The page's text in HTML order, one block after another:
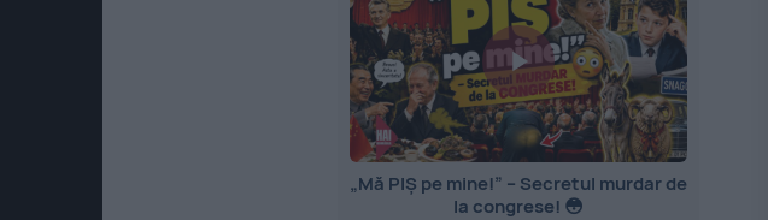
„Mă PIȘ pe mine!” – Secretul murdar de
la congrese! 😳